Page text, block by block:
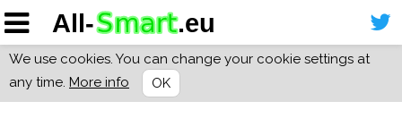
We use cookies. You can change your cookie settings at
any time. More info OK